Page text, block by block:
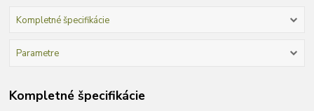
Kompletné špecifikácie
Parametre
Kompletné špecifikácie